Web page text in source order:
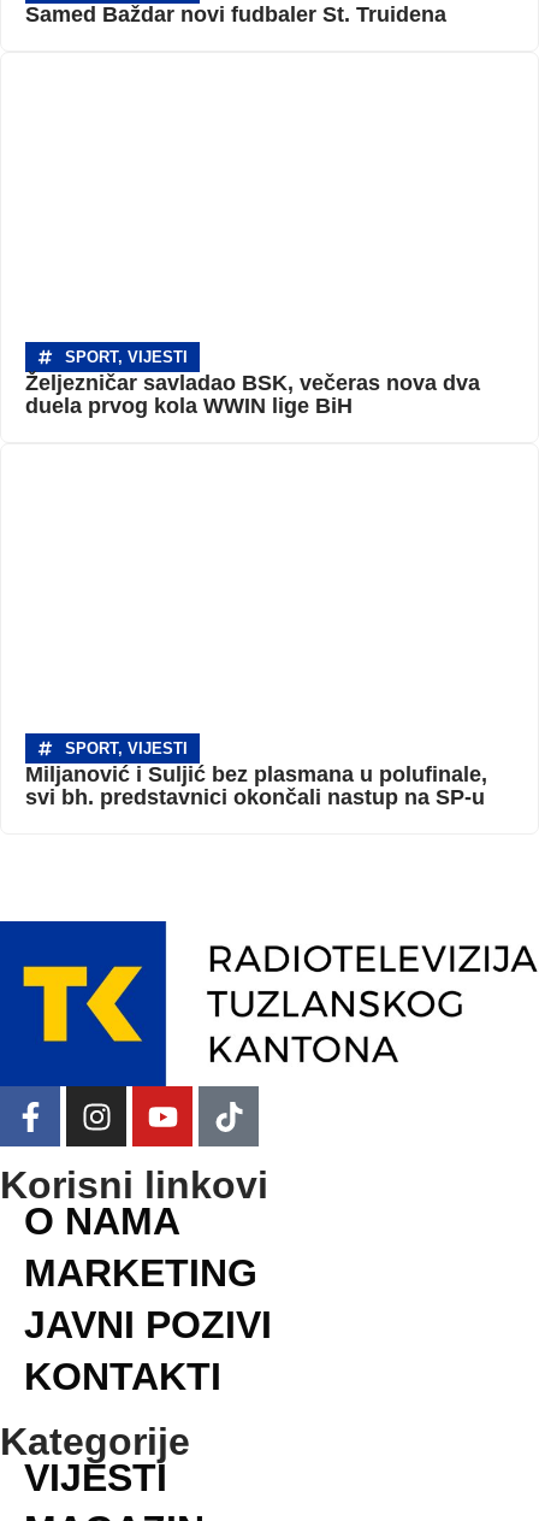
Samed Baždar novi fudbaler St. Truidena
SPORT, VIJESTI
Željezničar savladao BSK, večeras nova dva
duela prvog kola WWIN lige BiH
SPORT, VIJESTI
Miljanović i Suljić bez plasmana u polufinale,
svi bh. predstavnici okončali nastup na SP-u
Korisni linkovi
O NAMA
MARKETING
JAVNI POZIVI
KONTAKTI
Kategorije
VIJESTI